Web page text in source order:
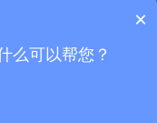
余年,始终致力于校园气象站
×
么可以帮您？